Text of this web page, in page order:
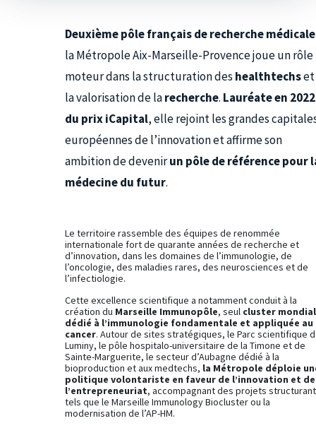
Deuxième pôle français de recherche médicale
la Métropole Aix-Marseille-Provence joue un rôle
moteur dans la structuration des healthtechset
la valorisation de larecherche. Lauréate en 2022
du prix iCapital, elle rejoint les grandes
européennes de l’innovation et affirme son
ambition de devenirun pôle de référence pour
médecine du futur.
Le territoire rassemble des équipes de renommée
internationale fort de quarante années de recherche et
d’innovation, dans les domaines de l’immunologie, de
l’oncologie, des maladies rares, des neurosciences et de
l’infectiologie.
Cette excellence scientifique a notamment conduit à la
création du Marseille Immunopôle, seul cluster mondial
dédié à l’immunologie fondamentale et appliquée au
cancer. Autour de sites stratégiques, le Parc scientifique
Luminy, le pôle hospitalo-universitaire de la Timone et de
Sainte-Marguerite, le secteur d’Aubagne dédié à la
bioproduction et aux medtechs, la Métropole déploie
politique volontariste en faveur de l’innovation et de
l’entrepreneuriat, accompagnant des projets
tels que le Marseille Immunology Biocluster ou la
modernisation de l’AP-HM.